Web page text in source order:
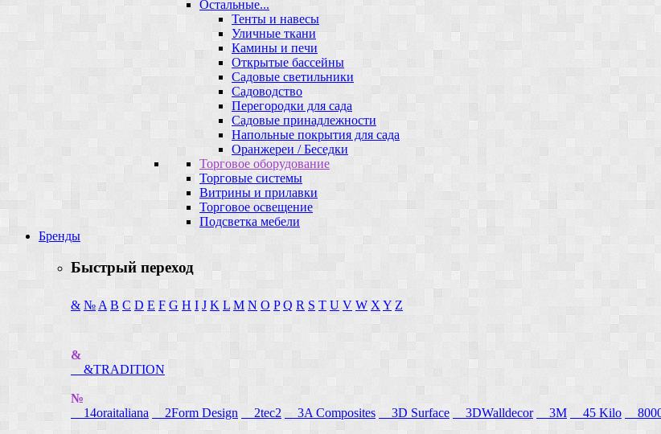
Остальные...
Тенты и навесы
Уличные ткани
Камины и печи
Открытые бассейны
Садовые светильники
Садоводство
Перегородки для сада
Садовые принадлежности
Напольные покрытия для сада
Оранжереи / Беседки
Торговое оборудование
Торговые системы
Витрины и прилавки
Торговое освещение
Подсветка мебели
Бренды
Быстрый переход
& № A B C D E F G H I J K L M N O P Q R S T U V W X Y Z
&
&TRADITION
№
14oraitaliana
2Form Design 2tec2 3A Composites 3D Surface 3DWalldecor 3M 45 Kilo